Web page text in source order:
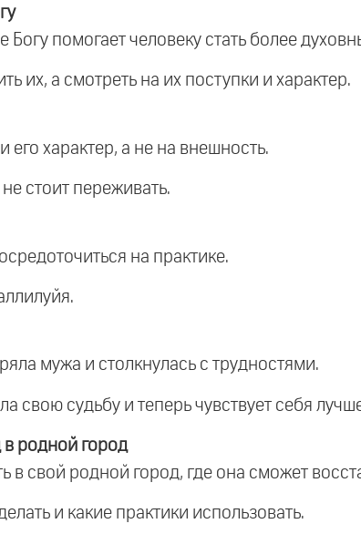
помогает человеку стать более
их, а смотреть на их поступки и характер.
его характер, а не на внешность.
стоит переживать.
на практике.
мужа и столкнулась с трудностями.
свою судьбу и теперь чувствует себя
в родной город
в свой родной город, где она сможет
и какие практики использовать.